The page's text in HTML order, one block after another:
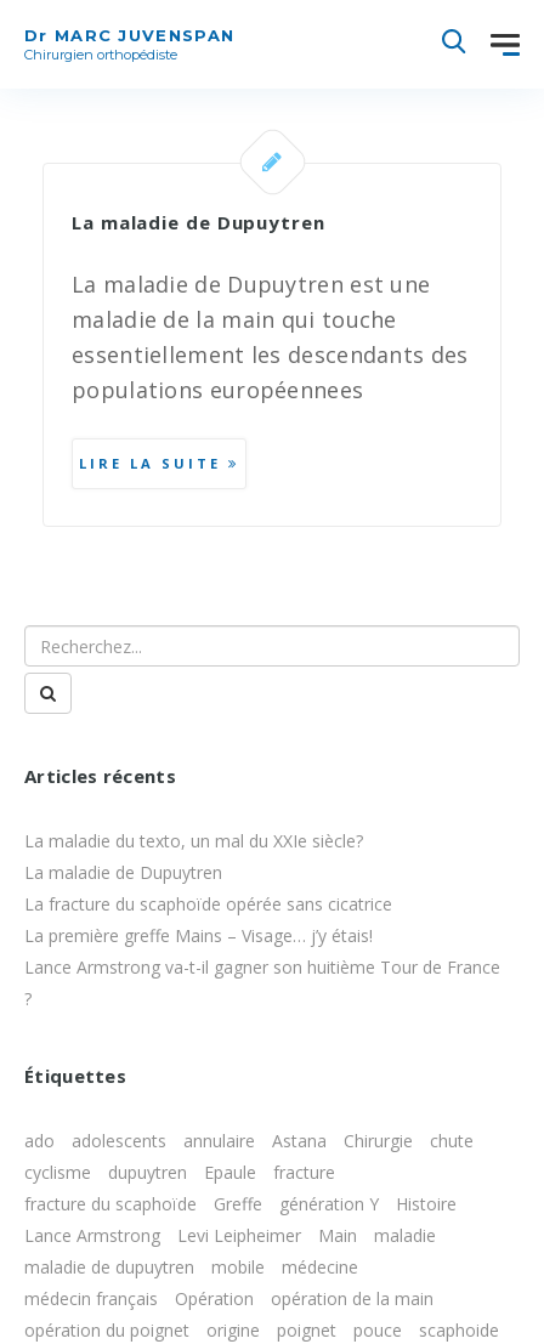
Dr MARC JUVENSPAN
Chirurgien orthopédiste
La maladie de Dupuytren
La maladie de Dupuytren est une
maladie de la main qui touche
essentiellement les descendants des
populations européennees
LIRE LA SUITE
Articles récents
La maladie du texto, un mal du XXIe siècle?
La maladie de Dupuytren
La fracture du scaphoïde opérée sans cicatrice
La première greffe Mains – Visage… j’y étais!
Lance Armstrong va-t-il gagner son huitième Tour de France
?
Étiquettes
ado adolescents annulaire Astana Chirurgie
chute
cyclisme
dupuytren Epaule
fracture
fracture du scaphoïde
Greffe génération Y
Histoire
Lance Armstrong
Levi Leipheimer Main
maladie
maladie de dupuytren
mobile
médecine
médecin français
Opération
opération de la main
opération du poignet
origine poignet pouce
scaphoide